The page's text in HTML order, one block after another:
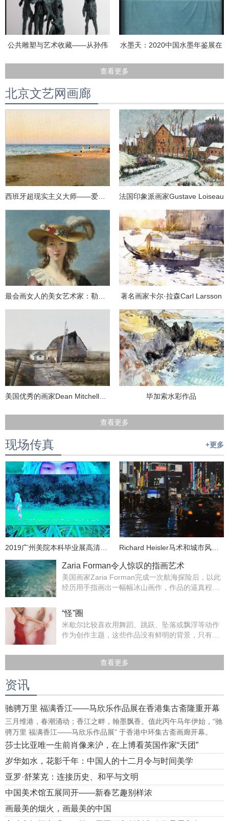
公共雕塑与艺术收藏——从孙伟
水墨天：2020中国水墨年鉴展在
查看更多
北京文艺网画廊
法国印象派画家Gustave Loiseau
最会画女人的美女艺术家：勒布伦夫人 著名画家卡尔·拉森Carl Larsson
毕加索水彩作品
查看更多
现场传真 +更多
Richard Heisler马术和城市风景绘画作品
Zaria Forman令人惊叹的指画艺术
美国画家Zaria Forman完成一次航海探险后，以此
经历用手指画出一幅幅冰山画作，作品的逼真程度
“怪”圈
米歇尔比较喜欢用舞蹈、跳跃、坠落或飘浮等动作
作为创作主题，这些作品没有鲜明的背景，只有简
查看更多
资讯
驰骋万里 福满香江——马欣乐作品展在香港集古斋隆重开幕
三月维港，春潮涌动；香江之畔，翰墨飘香。值此丙午马年伊始，“驰
骋万里 福满香江——马欣乐作品展” 于香港中环集古斋画廊开幕。
莎士比亚唯一生前肖像来沪，在上博看英国作家“天团”
岁华如水，花影千年：中国人的十二月令与时间美学
亚罗·舒莱克：连接历史、和平与文明
中国美术馆五展同开——新春艺趣别样浓
画最美的烟火，画最美的中国